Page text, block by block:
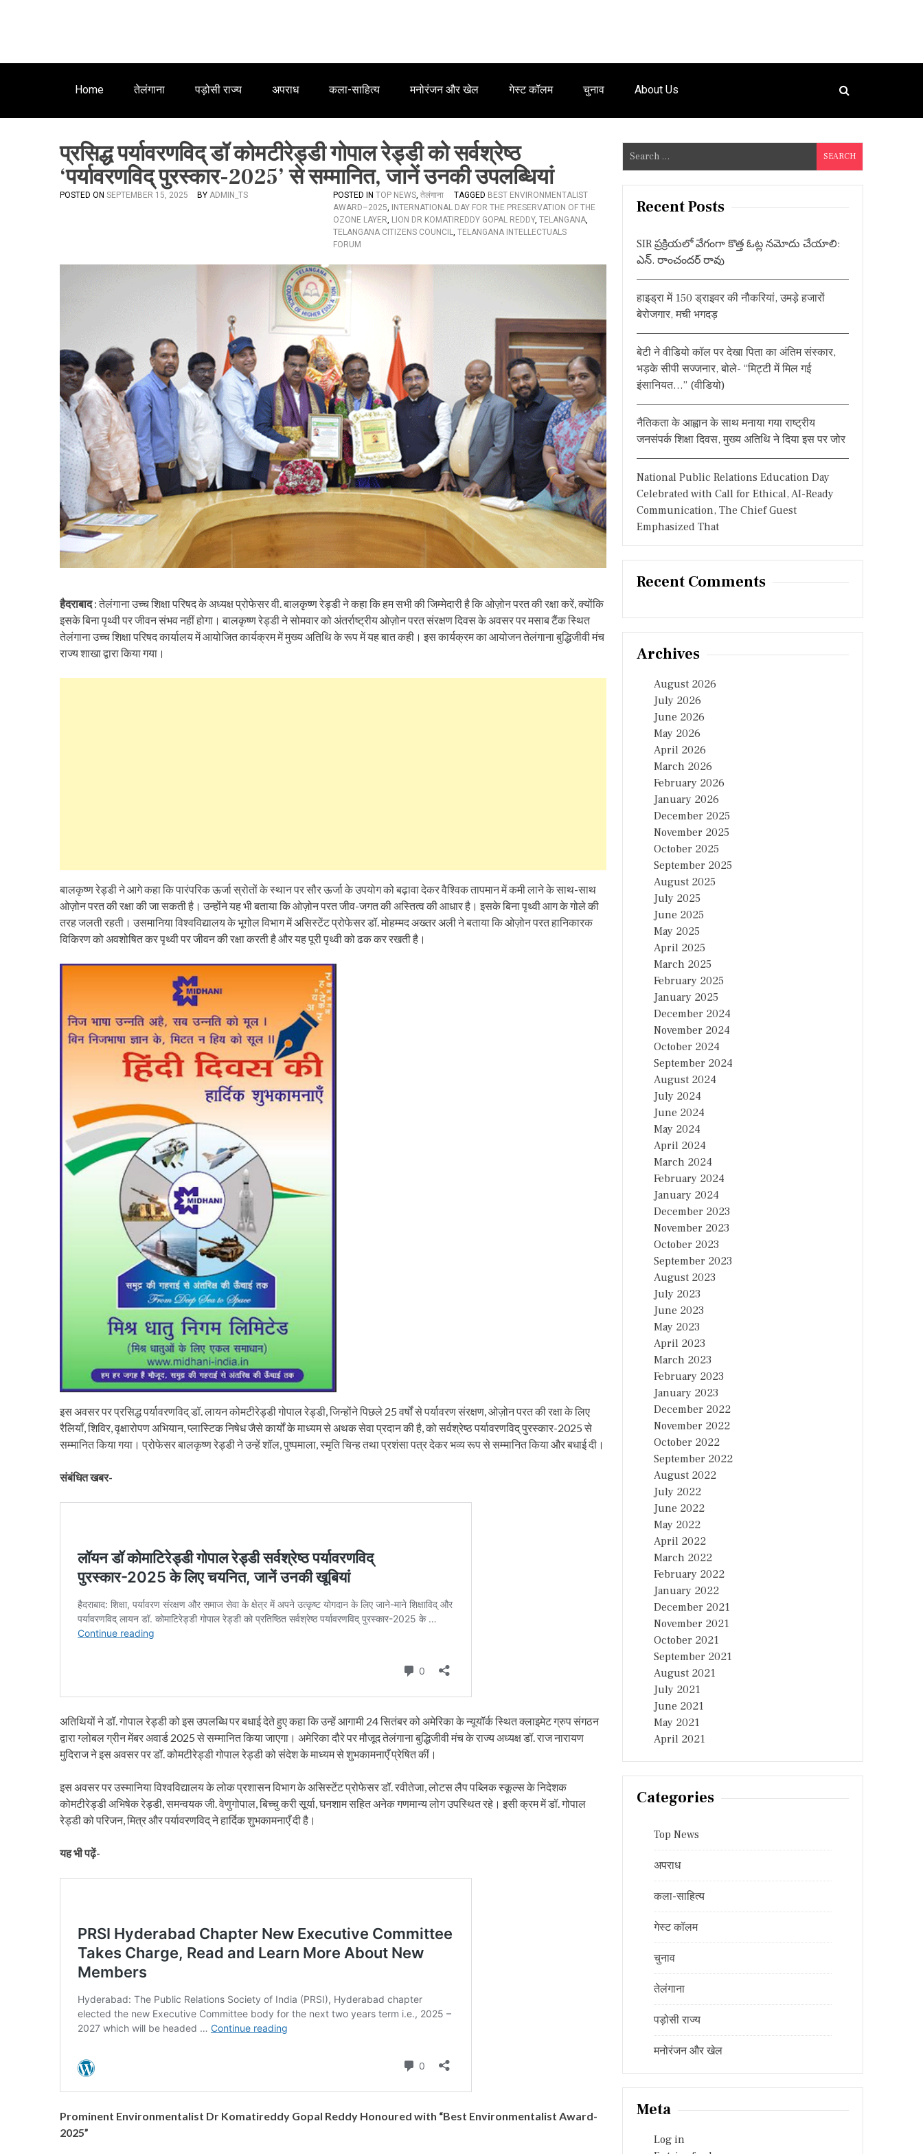
Home तेलंगाना पड़ोसी राज्य अपराध कला-साहित्य मनोरंजन और खेल गेस्ट कॉलम चुनाव About Us
प्रसिद्ध पर्यावरणविद् डॉ कोमटीरेड्डी गोपाल रेड्डी को सर्वश्रेष्ठ
‘पर्यावरणविद् पुरस्कार-2025’ से सम्मानित, जानें उनकी उपलब्धियां
POSTED ON SEPTEMBER 15, 2025 BY ADMIN_TS POSTED IN TOP NEWS, तेलंगाना TAGGED BEST ENVIRONMENTALIST
AWARD–2025,
INTERNATIONAL DAY FOR THE PRESERVATION OF THE
OZONE LAYER, LION DR KOMATIREDDY GOPAL REDDY, TELANGANA,
TELANGANA CITIZENS COUNCIL, TELANGANA INTELLECTUALS
FORUM
हैदराबाद: तेलंगाना उच्च शिक्षा परिषद के अध्यक्ष प्रोफेसर वी. बालकृष्ण रेड्डी ने कहा कि हम सभी की जिम्मेदारी है कि ओज़ोन परत की रक्षा करें, क्योंकि
इसके बिना पृथ्वी पर जीवन संभव नहीं होगा। बालकृष्ण रेड्डी ने सोमवार को अंतर्राष्ट्रीय ओज़ोन परत संरक्षण दिवस के अवसर पर मसाब टैंक स्थित
तेलंगाना उच्च शिक्षा परिषद कार्यालय में आयोजित कार्यक्रम में मुख्य अतिथि के रूप में यह बात कही। इस कार्यक्रम का आयोजन तेलंगाना बुद्धिजीवी मंच
राज्य शाखा द्वारा किया गया।
बालकृष्ण रेड्डी ने आगे कहा कि पारंपरिक ऊर्जा स्रोतों के स्थान पर सौर ऊर्जा के उपयोग को बढ़ावा देकर वैश्विक तापमान में कमी लाने के साथ-साथ
ओज़ोन परत की रक्षा की जा सकती है। उन्होंने यह भी बताया कि ओज़ोन परत जीव-जगत की अस्तित्व की आधार है। इसके बिना पृथ्वी आग के गोले की
तरह जलती रहती। उसमानिया विश्वविद्यालय के भूगोल विभाग में असिस्टेंट प्रोफेसर डॉ. मोहम्मद अख्तर अली ने बताया कि ओज़ोन परत हानिकारक
विकिरण को अवशोषित कर पृथ्वी पर जीवन की रक्षा करती है और यह पूरी पृथ्वी को ढक कर रखती है।
इस अवसर पर प्रसिद्ध पर्यावरणविद् डॉ. लायन कोमटीरेड्डी गोपाल रेड्डी, जिन्होंने पिछले 25 वर्षों से पर्यावरण संरक्षण, ओज़ोन परत की रक्षा के लिए
रैलियाँ, शिविर, वृक्षारोपण अभियान, प्लास्टिक निषेध जैसे कार्यों के माध्यम से अथक सेवा प्रदान की है, को सर्वश्रेष्ठ पर्यावरणविद् पुरस्कार-2025 से
सम्मानित किया गया। प्रोफेसर बालकृष्ण रेड्डी ने उन्हें शॉल, पुष्पमाला, स्मृति चिन्ह तथा प्रशंसा पत्र देकर भव्य रूप से सम्मानित किया और बधाई दी।
संबंधित खबर-
अतिथियों ने डॉ. गोपाल रेड्डी को इस उपलब्धि पर बधाई देते हुए कहा कि उन्हें आगामी 24 सितंबर को अमेरिका के न्यूयॉर्क स्थित क्लाइमेट ग्रुप संगठन
द्वारा ग्लोबल ग्रीन मेंबर अवार्ड 2025 से सम्मानित किया जाएगा। अमेरिका दौरे पर मौजूद तेलंगाना बुद्धिजीवी मंच के राज्य अध्यक्ष डॉ. राज नारायण
मुदिराज ने इस अवसर पर डॉ. कोमटीरेड्डी गोपाल रेड्डी को संदेश के माध्यम से शुभकामनाएँ प्रेषित कीं।
इस अवसर पर उस्मानिया विश्वविद्यालय के लोक प्रशासन विभाग के असिस्टेंट प्रोफेसर डॉ. रवीतेजा, लोटस लैप पब्लिक स्कूल्स के निदेशक
कोमटीरेड्डी अभिषेक रेड्डी, समन्वयक जी. वेणुगोपाल, बिच्चु करी सूर्या, घनशाम सहित अनेक गणमान्य लोग उपस्थित रहे। इसी क्रम में डॉ. गोपाल
रेड्डी को परिजन, मित्र और पर्यावरणविद् ने हार्दिक शुभकामनाएँ दी है।
यह भी पढ़ें-
Prominent Environmentalist Dr Komatireddy Gopal Reddy Honoured with “Best Environmentalist Award-
2025”
e
a
Recent Posts
SIR ప్రక్రియలో వేగంగా కొత్త ఓట్ల నమోదు చేయాలి:
ఎన్. రాంచందర్ రావు
हाइड्रा में 150 ड्राइवर की नौकरियां, उमड़े हजारों
बेरोजगार, मची भगदड़
बेटी ने वीडियो कॉल पर देखा पिता का अंतिम संस्कार,
भड़के सीपी सज्जनार, बोले- “मिट्टी में मिल गई
इंसानियत…” (वीडियो)
नैतिकता के आह्वान के साथ मनाया गया राष्ट्रीय
जनसंपर्क शिक्षा दिवस, मुख्य अतिथि ने दिया इस पर जोर
National Public Relations Education Day
Celebrated with Call for Ethical, AI-Ready
Communication, The Chief Guest
Emphasized That
Recent Comments
Archives
August 2026
July 2026
June 2026
May 2026
April 2026
March 2026
February 2026
January 2026
December 2025
November 2025
October 2025
September 2025
August 2025
July 2025
June 2025
May 2025
April 2025
March 2025
February 2025
January 2025
December 2024
November 2024
October 2024
September 2024
August 2024
July 2024
June 2024
May 2024
April 2024
March 2024
February 2024
January 2024
December 2023
November 2023
October 2023
September 2023
August 2023
July 2023
June 2023
May 2023
April 2023
March 2023
February 2023
January 2023
December 2022
November 2022
October 2022
September 2022
August 2022
July 2022
June 2022
May 2022
April 2022
March 2022
February 2022
January 2022
December 2021
November 2021
October 2021
September 2021
August 2021
July 2021
June 2021
May 2021
April 2021
Categories
Top News
अपराध
कला-साहित्य
गेस्ट कॉलम
चुनाव
तेलंगाना
पड़ोसी राज्य
मनोरंजन और खेल
Meta
Log in